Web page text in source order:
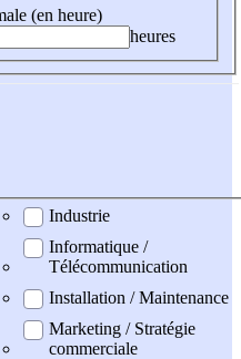
(en heure)
heures
Industrie
Informatique /
Télécommunication
Installation / Maintenance
Marketing / Stratégie
commerciale